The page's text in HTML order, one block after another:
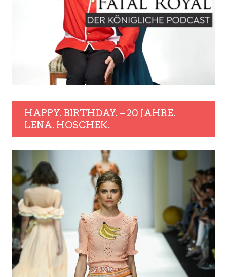
HAPPY. BIRTHDAY. – 20 JAHRE.
LENA. HOSCHEK.